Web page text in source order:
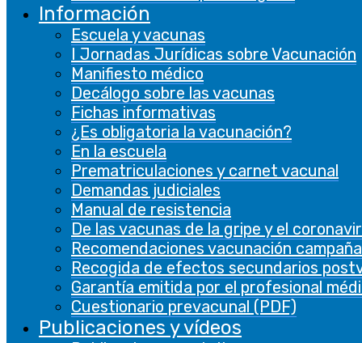
Información
Escuela y vacunas
I Jornadas Jurídicas sobre Vacunación
Manifiesto médico
Decálogo sobre las vacunas
Fichas informativas
¿Es obligatoria la vacunación?
En la escuela
Prematriculaciones y carnet vacunal
Demandas judiciales
Manual de resistencia
De las vacunas de la gripe y el
Recomendaciones vacunación
Recogida de efectos secundarios
Garantía emitida por el profesional
Cuestionario prevacunal (PDF)
Publicaciones y vídeos
Las cookies de rendimiento se utilizan para
comprender y analizar los índices de
rendimiento clave del sitio web, lo que ayuda a
brindar una mejor experiencia de usuario a los
visitantes.
Analíticas
Analíticas
Las cookies analíticas se utilizan para
comprender cómo los visitantes interactúan
con el sitio web. Estas cookies ayudan a
proporcionar información sobre métricas, el
número de visitantes, la tasa de rebote, la
fuente de tráfico, etc.
Otras